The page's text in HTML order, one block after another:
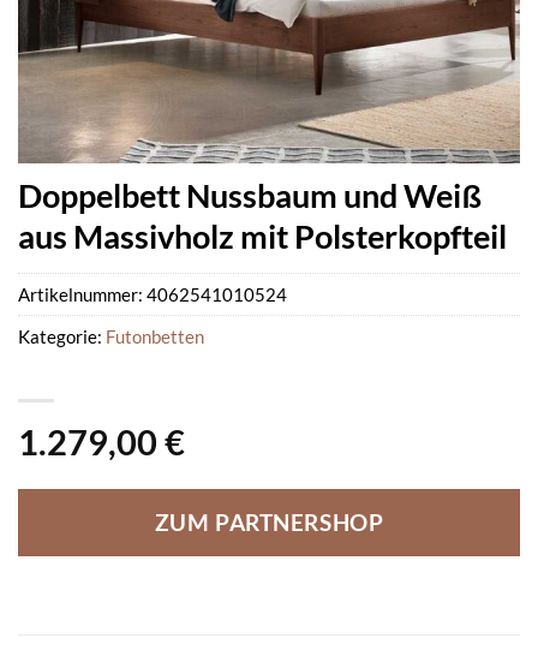
Doppelbett Nussbaum und Weiß
aus Massivholz mit Polsterkopfteil
1.279,00 €
ZUM PARTNERSHOP
Artikelnummer: 4062541010524
Kategorie: Futonbetten